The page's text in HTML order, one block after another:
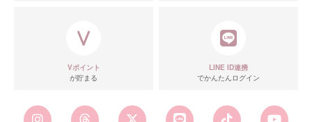
Vポイント
が貯まる
LINE ID連携
でかんたんログイン